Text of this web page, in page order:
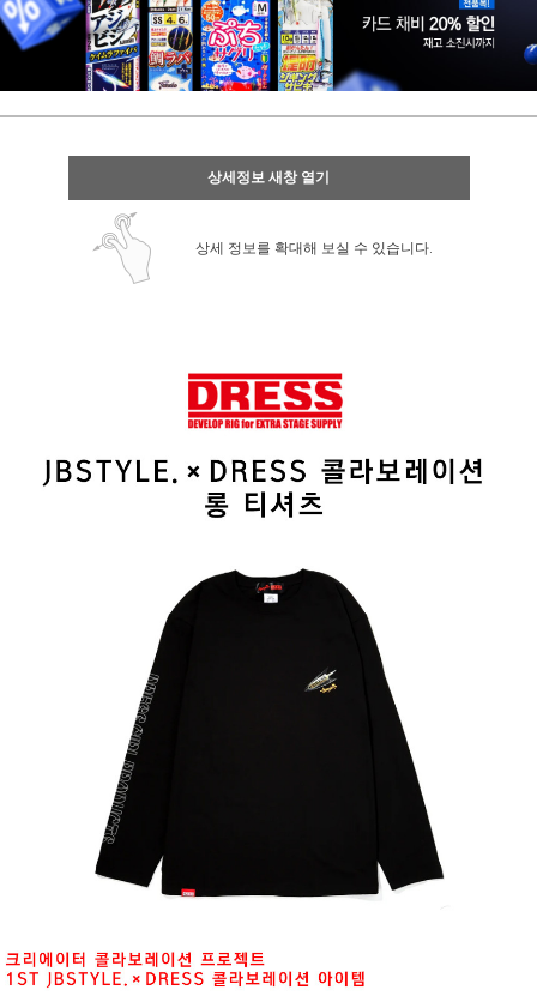
상세정보 새창 열기
상세 정보를 확대해 보실 수 있습니다.